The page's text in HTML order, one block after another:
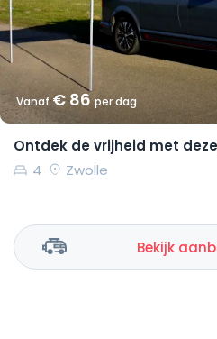
Vanaf€ 86per dag
4
Zwolle
Bekijk